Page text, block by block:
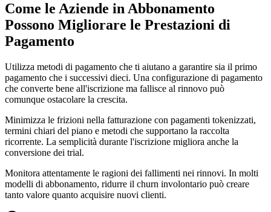
Come le Aziende in Abbonamento
Possono Migliorare le Prestazioni di
Pagamento
Utilizza metodi di pagamento che ti aiutano a garantire sia il primo
pagamento che i successivi dieci. Una configurazione di pagamento
che converte bene all'iscrizione ma fallisce al rinnovo può
comunque ostacolare la crescita.
Minimizza le frizioni nella fatturazione con pagamenti tokenizzati,
termini chiari del piano e metodi che supportano la raccolta
ricorrente. La semplicità durante l'iscrizione migliora anche la
conversione dei trial.
Monitora attentamente le ragioni dei fallimenti nei rinnovi. In molti
modelli di abbonamento, ridurre il churn involontario può creare
tanto valore quanto acquisire nuovi clienti.